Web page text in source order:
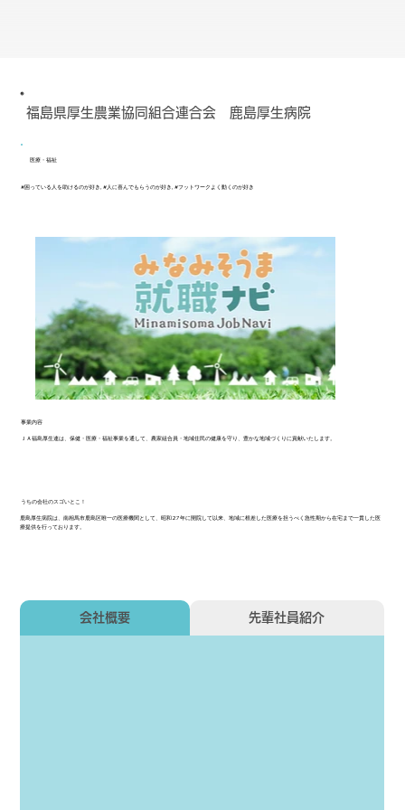
事業内容
ＪＡ福島厚生連は、保健・医療・福祉事業を通して、農家組合員・地域住民の健康を守り、豊かな地域づくりに貢献いたします。
うちの会社のスゴいとこ！
鹿島厚生病院は、南相馬市鹿島区唯一の医療機関として、昭和27年に開院して以来、地域に根差した医療を担うべく急性期から在宅まで一貫した医
療提供を行っております。
会社概要 先輩社員紹介
福島県厚生農業協同組合連合会 鹿島厚生病院
医療・福祉
#困っている人を助けるのが好き, #人に喜んでもらうのが好き, #フットワークよく動くのが好き